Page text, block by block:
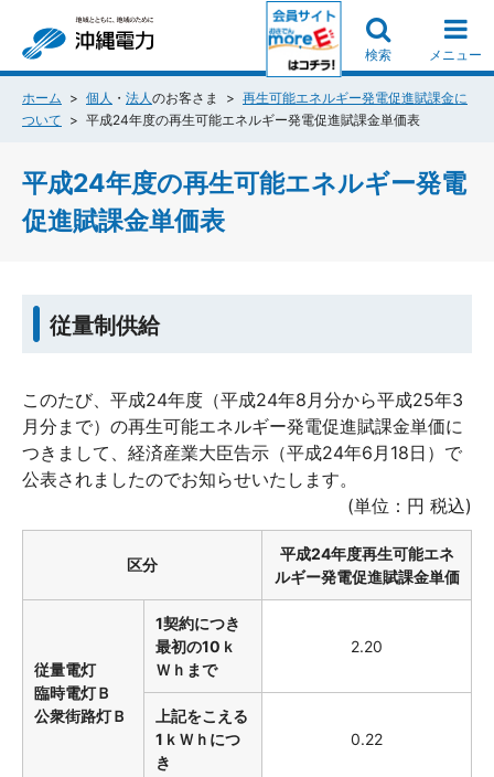
検索 メニュー
ホーム 個人 ・ 法人のお客さま
再生可能エネルギー発電促進賦課金に
ついて
平成24年度の再生可能エネルギー発電促進賦課金単価表
平成24年度の再生可能エネルギー発電
促進賦課金単価表
従量制供給
このたび、平成24年度（平成24年8月分から平成25年3
月分まで）の再生可能エネルギー発電促進賦課金単価に
つきまして、経済産業大臣告示（平成24年6月18日）で
公表されましたのでお知らせいたします。
(単位：円 税込)
区分
平成24年度再生可能エネ
ルギー発電促進賦課金単価
従量電灯
臨時電灯Ｂ
公衆街路灯Ｂ
1契約につき
最初の10ｋ
Ｗｈまで
2.20
上記をこえる
1ｋＷｈにつ
き
0.22